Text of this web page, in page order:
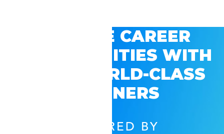
EXPLORE CAREER
OPPORTUNITIES WITH
GSV’S WORLD-CLASS
PARTNERS
POWERED BY